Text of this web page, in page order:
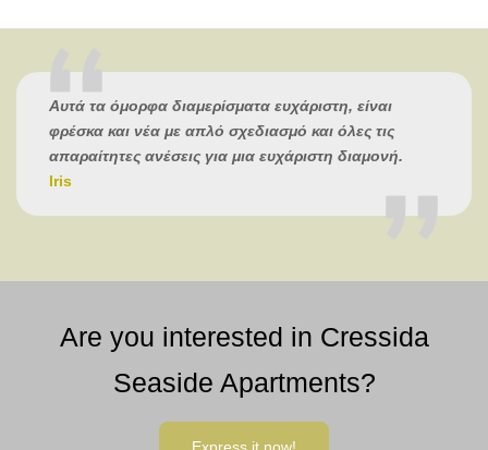
Αυτά τα όμορφα διαμερίσματα ευχάριστη, είναι
φρέσκα και νέα με απλό σχεδιασμό και όλες τις
απαραίτητες ανέσεις για μια ευχάριστη διαμονή.
Iris
Are you interested in Cressida
Seaside Apartments?
Express it now!